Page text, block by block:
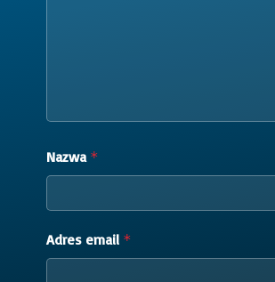
Nazwa *
Adres email *